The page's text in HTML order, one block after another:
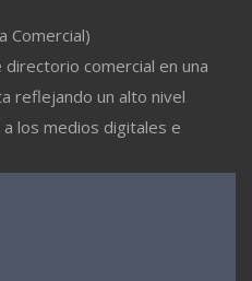
Comercial)
comercial en una
reflejando un alto nivel
los medios digitales e